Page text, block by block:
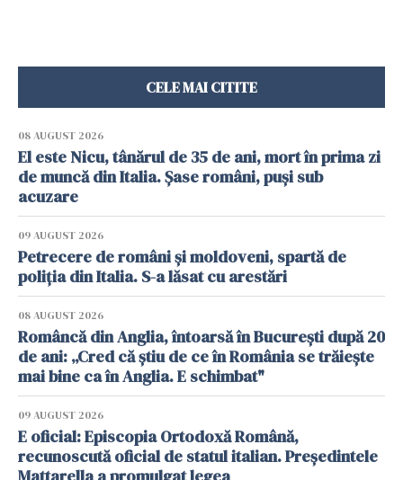
CELE MAI CITITE
08 AUGUST 2026
El este Nicu, tânărul de 35 de ani, mort în prima zi
de muncă din Italia. Șase români, puși sub
acuzare
09 AUGUST 2026
Petrecere de români și moldoveni, spartă de
poliția din Italia. S-a lăsat cu arestări
08 AUGUST 2026
Româncă din Anglia, întoarsă în București după 20
de ani: „Cred că știu de ce în România se trăiește
mai bine ca în Anglia. E schimbat"
09 AUGUST 2026
E oficial: Episcopia Ortodoxă Română,
recunoscută oficial de statul italian. Președintele
Mattarella a promulgat legea